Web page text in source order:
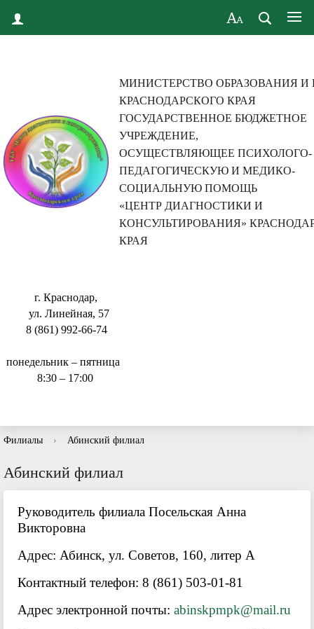
МИНИСТЕРСТВО ОБРАЗОВАНИЯ И
КРАСНОДАРСКОГО КРАЯ
ГОСУДАРСТВЕННОЕ БЮДЖЕТНОЕ
УЧРЕЖДЕНИЕ,
ОСУЩЕСТВЛЯЮЩЕЕ ПСИХОЛОГО-
ПЕДАГОГИЧЕСКУЮ И МЕДИКО-
СОЦИАЛЬНУЮ ПОМОЩЬ
«ЦЕНТР ДИАГНОСТИКИ И
КОНСУЛЬТИРОВАНИЯ»
КРАЯ
г. Краснодар,
ул. Линейная, 57
8 (861) 992-66-74
понедельник – пятница
8:30 – 17:00
Филиалы › Абинский филиал
Абинский филиал
Руководитель филиала Посельская Анна
Викторовна
Адрес: Абинск, ул. Советов, 160, литер А
Контактный телефон: 8 (861) 503-01-81
Адрес электронной почты: abinskpmpk@mail.ru